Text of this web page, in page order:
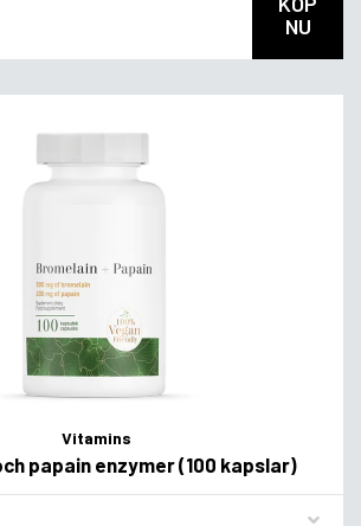
NU
Vitamins
papain enzymer (100 kapslar)